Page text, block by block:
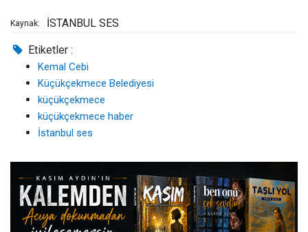
Kaynak: İSTANBUL SES
Etiketler :
Kemal Cebi
Küçükçekmece Belediyesi
küçükçekmece
küçükçekmece haber
İstanbul ses